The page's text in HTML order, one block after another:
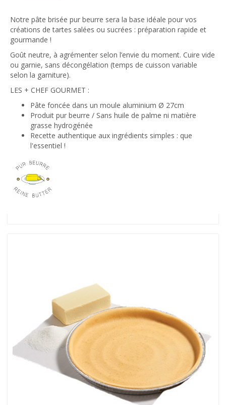
Notre pâte brisée pur beurre sera la base idéale pour vos
créations de tartes salées ou sucrées : préparation rapide et
gourmande !
Goût neutre, à agrémenter selon l’envie du moment. Cuire vide
ou garnie, sans décongélation (temps de cuisson variable
selon la garniture).
LES + CHEF GOURMET :
Pâte foncée dans un moule aluminium Ø 27cm
Produit pur beurre / Sans huile de palme ni matière
grasse hydrogénée
Recette authentique aux ingrédients simples : que
l'essentiel !